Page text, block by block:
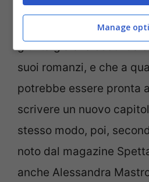
attualmente sta
grandissimo successo
giunta già alla seconda
suoi romanzi, e che a
potrebbe essere pronta
scrivere un nuovo
stesso modo, poi,
noto dal magazine
anche Alessandra
Manage